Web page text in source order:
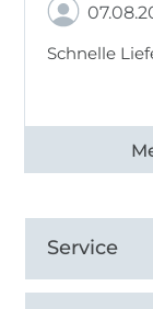
Schnelle
Alle
Service